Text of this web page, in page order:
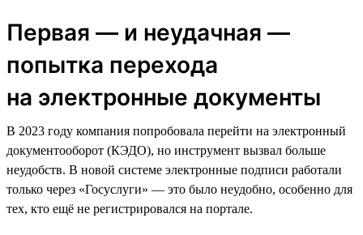
Первая — и неудачная —
попытка перехода
на электронные документы
В 2023 году компания попробовала перейти на электронный
документооборот (КЭДО), но инструмент вызвал больше
неудобств. В новой системе электронные подписи работали
только через «Госуслуги» — это было неудобно, особенно для
тех, кто ещё не регистрировался на портале.